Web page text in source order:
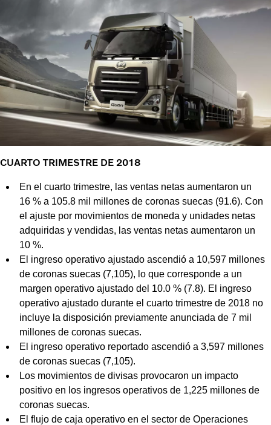
CUARTO TRIMESTRE DE 2018
En el cuarto trimestre, las ventas netas aumentaron un
16 % a 105.8 mil millones de coronas suecas (91.6). Con
el ajuste por movimientos de moneda y unidades netas
adquiridas y vendidas, las ventas netas aumentaron un
10 %.
El ingreso operativo ajustado ascendió a 10,597 millones
de coronas suecas (7,105), lo que corresponde a un
margen operativo ajustado del 10.0 % (7.8). El ingreso
operativo ajustado durante el cuarto trimestre de 2018 no
incluye la disposición previamente anunciada de 7 mil
millones de coronas suecas.
El ingreso operativo reportado ascendió a 3,597 millones
de coronas suecas (7,105).
Los movimientos de divisas provocaron un impacto
positivo en los ingresos operativos de 1,225 millones de
coronas suecas.
El flujo de caja operativo en el sector de Operaciones